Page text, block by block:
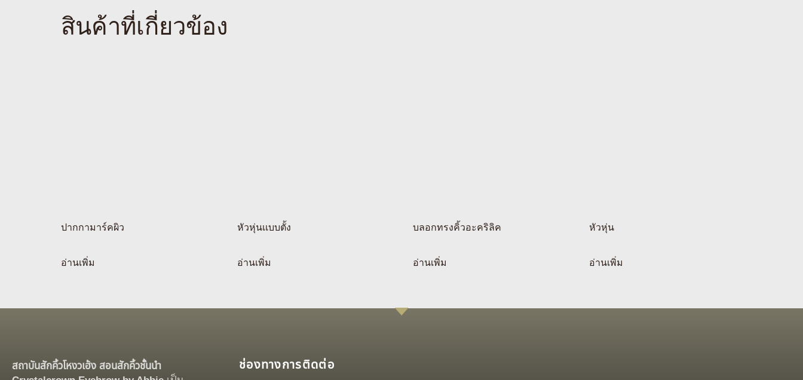
สินค้าที่เกี่ยวข้อง
ปากกามาร์คผิว
อ่านเพิ่ม
หัวหุ่นเเบบตั้ง
อ่านเพิ่ม
บลอกทรงคิ้วอะคริลิค
อ่านเพิ่ม
หัวหุ่น
อ่านเพิ่ม
สถาบันสักคิ้วโหงวเฮ้ง สอนสักคิ้วชั้นนำ
ช่องทางการติดต่อ